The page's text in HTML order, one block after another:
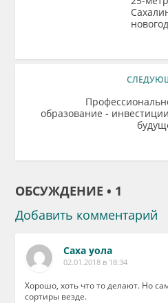
образование -
ОБСУЖДЕНИЕ • 1
Добавить комментарий
Саха уола
02.01.2018 в 18:34
Хорошо, хоть что то делают. Но
сортиры везде.